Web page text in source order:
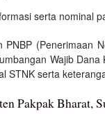
serta nominal
(Penerimaan
Wajib
serta
Pakpak Bharat,